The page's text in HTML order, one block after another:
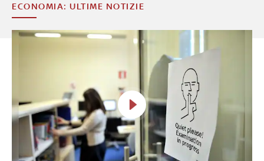
ECONOMIA: ULTIME NOTIZIE